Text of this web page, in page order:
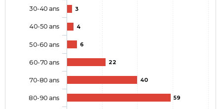
3
4
6
22
40
59
30-40 ans
40-50 ans
50-60 ans
60-70 ans
70-80 ans
80-90 ans